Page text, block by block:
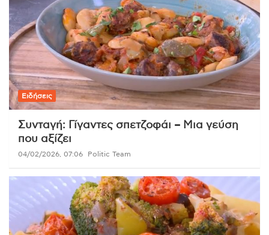
Ειδήσεις
Συνταγή: Γίγαντες σπετζοφάι – Μια γεύση
που αξίζει
04/02/2026, 07:06 Politic Team